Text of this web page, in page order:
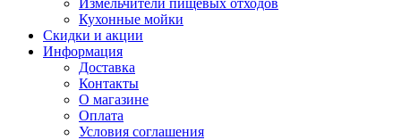
Измельчители пищевых отходов
Кухонные мойки
Скидки и акции
Информация
Доставка
Контакты
О магазине
Оплата
Условия соглашения